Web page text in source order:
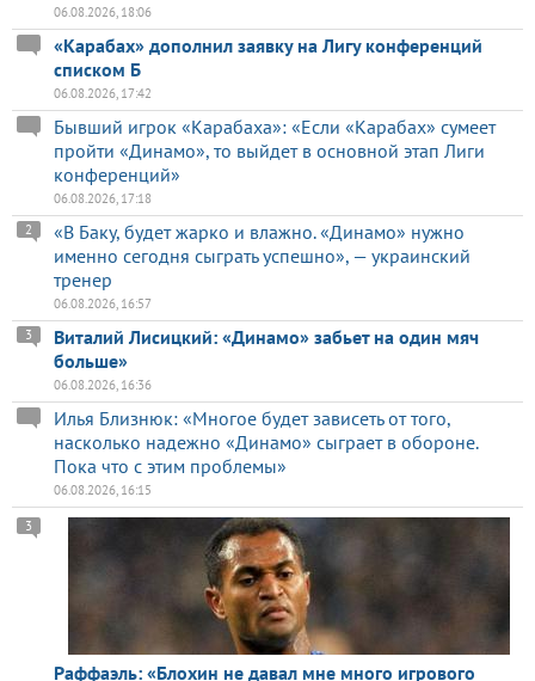
06.08.2026, 18:06
«Карабах» дополнил заявку на Лигу конференций
списком Б
06.08.2026, 17:42
Бывший игрок «Карабаха»: «Если «Карабах» сумеет
пройти «Динамо», то выйдет в основной этап Лиги
конференций»
06.08.2026, 17:18
«В Баку, будет жарко и влажно. «Динамо» нужно
именно сегодня сыграть успешно», — украинский
тренер
2
06.08.2026, 16:57
Виталий Лисицкий: «Динамо» забьет на один мяч
больше»
3
06.08.2026, 16:36
Илья Близнюк: «Многое будет зависеть от того,
насколько надежно «Динамо» сыграет в обороне.
Пока что с этим проблемы»
06.08.2026, 16:15
Раффаэль: «Блохин не давал мне много игрового
3